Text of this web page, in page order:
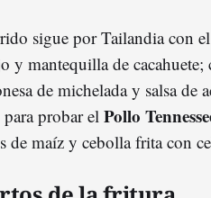
sigue por Tailandia con el
y mantequilla de
de michelada y salsa de
probar elPollo
de maíz y cebolla frita con